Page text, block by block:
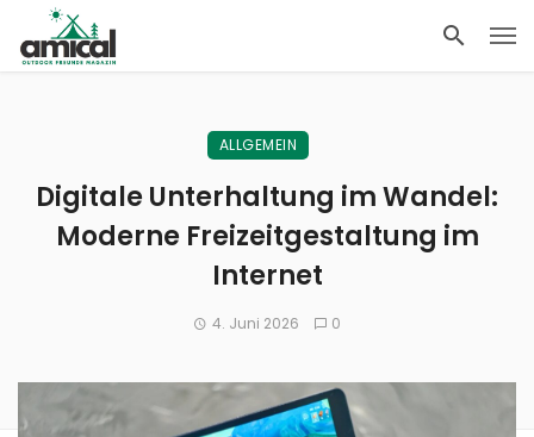
ALLGEMEIN
Digitale Unterhaltung im Wandel:
Moderne Freizeitgestaltung im
Internet
4. Juni 2026 0